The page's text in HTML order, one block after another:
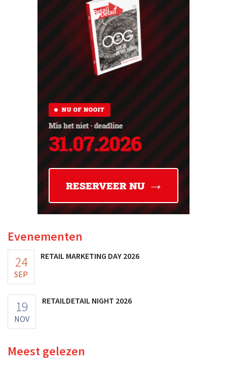
Evenementen
24
SEP
RETAIL MARKETING DAY 2026
19
NOV
RETAILDETAIL NIGHT 2026
Meest gelezen